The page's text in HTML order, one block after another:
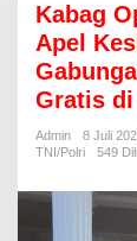
Kabag
Apel
Gratis di
Admin
8 Juli
TNI/Polri
549